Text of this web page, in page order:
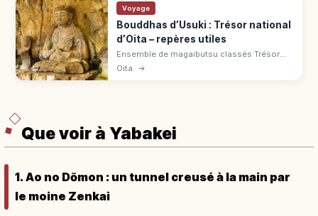
Voyage
Bouddhas d’Usuki : Trésor national
d’Oita – repères utiles
Ensemble de magaibutsu classés Trésor
national, sculptés entre fin Heian et époque
Oita →
Que voir à Yabakei
1. Ao no Dōmon : un tunnel creusé à la main par
le moine Zenkai